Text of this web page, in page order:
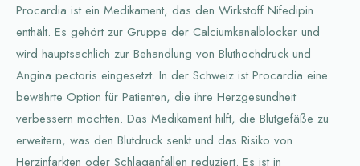
Procardia ist ein Medikament, das den Wirkstoff Nifedipin
enthält. Es gehört zur Gruppe der Calciumkanalblocker und
wird hauptsächlich zur Behandlung von Bluthochdruck und
Angina pectoris eingesetzt. In der Schweiz ist Procardia eine
bewährte Option für Patienten, die ihre Herzgesundheit
verbessern möchten. Das Medikament hilft, die Blutgefäße zu
erweitern, was den Blutdruck senkt und das Risiko von
Herzinfarkten oder Schlaganfällen reduziert. Es ist in